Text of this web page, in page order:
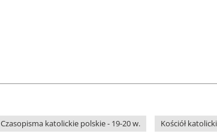
Czasopisma katolickie polskie - 19-20 w. Kościół